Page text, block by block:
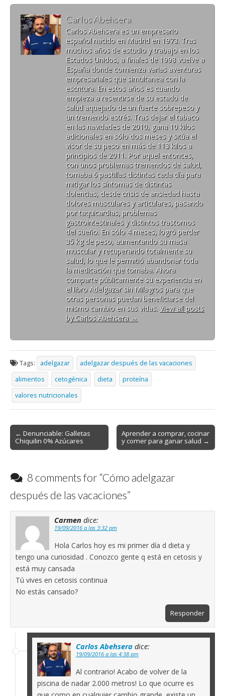
Carlos Abehsera
Carlos Abehsera es un empresario
español nacido en Madrid en 1973. Tras
muchos años de estudio y trabajo en los
Estados Unidos, a finales de 1998 vuelve a
España donde comienza varias aventuras
empresariales que simultanea con la
escritura. En estos años es cuando
empieza a resentirse de su estado de
salud aquejado de un fuerte sobrepeso y
un tremendo estrés. Tras dejar el tabaco
en las navidades de 2010, gana 10 kilos
adicionales en sólo dos meses y sitúa el
visor de su peso en más de 113 kilos a
principios de 2011. Por aquel entonces,
con unos problemas tremendos de salud,
tomaba 6 pastillas distintas cada día para
mitigar los síntomas de distintas
dolencias, desde crisis de ansiedad hasta
dolores musculares y articulares, pasando
por taquicardias, problemas
gastrointestinales y distintos trastornos
del sueño. En sólo 4 meses, logró perder
35 kg de peso, aumentando su masa
muscular y recuperando totalmente su
salud, lo que le permitió abandonar toda
la medicación que tomaba. Ahora
comparte públicamente su experiencia en
el libro Adelgazar sin Milagros para que
otras personas puedan beneficiarse del
mismo cambio en sus vidas. View all posts
by Carlos Abehsera →
Tags: adelgazar
adelgazar después de las vacaciones
alimentos
cetogénica dieta
proteína
valores nutricionales
Post
navigation
← Denunciable: Galletas
Chiquilin 0% Azúcares
Aprender a comprar, cocinar
y comer para ganar salud →
8 comments for “Cómo adelgazar
después de las vacaciones”
Carmen dice:
19/09/2016 a las 3:32 pm
Hola Carlos hoy es mi primer día d dieta y
tengo una curiosidad . Conozco gente q está en cetosis y
está muy cansada
Tú vives en cetosis continua
No estás cansado?
Responder
Carlos Abehsera dice:
19/09/2016 a las 4:38 pm
Al contrario! Acabo de volver de la
piscina de nadar 2.000 metros! Lo que ocurre es